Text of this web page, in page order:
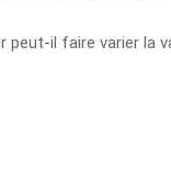
peut-il faire varier la